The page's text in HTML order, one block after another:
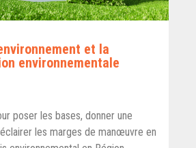
et la
environnementale
poser les bases, donner une
les marges de manœuvre en